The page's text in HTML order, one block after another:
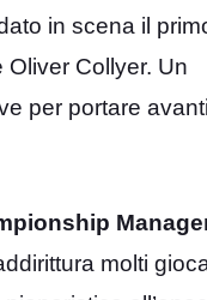
in scena il
Collyer. Un
per portare
molti